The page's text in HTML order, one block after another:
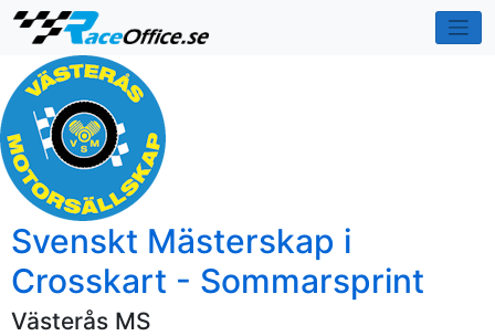
Svenskt Mästerskap i
Crosskart - Sommarsprint
Västerås MS